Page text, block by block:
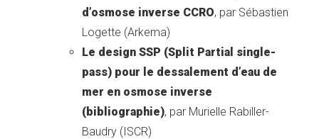
d’osmose inverse CCRO, par Sébastien
Logette (Arkema)
Le design SSP (Split Partial single-
pass) pour le dessalement d’eau de
mer en osmose inverse
(bibliographie), par Murielle Rabiller-
Baudry (ISCR)